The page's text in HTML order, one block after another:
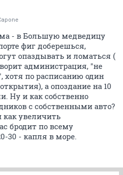
- в Большую медведицу
фиг доберешься,
опаздывать и ломаться (
администрация, "не
хотя по расписанию один
а опоздание на 10
Ну и как собственно
с собственными авто?
увеличить
бродит по всему
30 - капля в море.